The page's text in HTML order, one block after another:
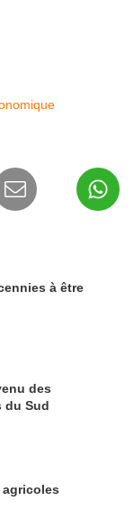
à être
des
du Sud
agricoles